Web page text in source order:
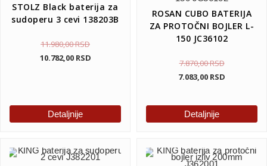
STOLZ Black baterija za
sudoperu 3 cevi 138203B
11.980,00RSD
10.782,00 RSD
Detaljnije
ROSAN CUBO BATERIJA
ZA PROTOČNI BOJLER L-
150 JC36102
7.870,00RSD
7.083,00 RSD
Detaljnije